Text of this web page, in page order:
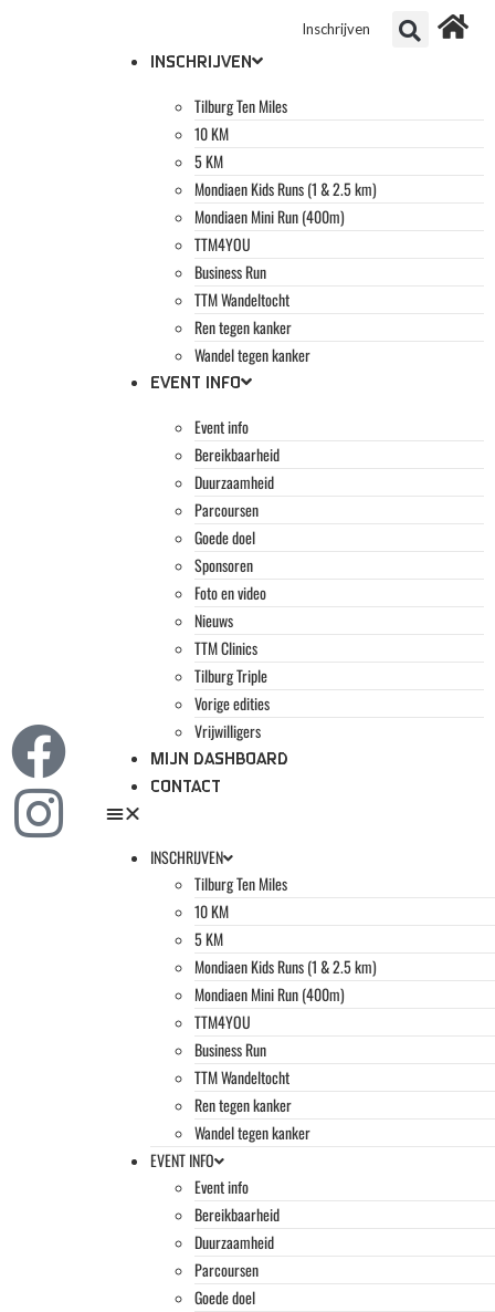
Inschrijven
INSCHRIJVEN
Tilburg Ten Miles
10 KM
5 KM
Mondiaen Kids Runs (1 & 2.5 km)
Mondiaen Mini Run (400m)
TTM4YOU
Business Run
TTM Wandeltocht
Ren tegen kanker
Wandel tegen kanker
EVENT INFO
Event info
Bereikbaarheid
Duurzaamheid
Parcoursen
Goede doel
Sponsoren
Foto en video
Nieuws
TTM Clinics
Tilburg Triple
Vorige edities
Vrijwilligers
MIJN DASHBOARD
CONTACT
INSCHRIJVEN
Tilburg Ten Miles
10 KM
5 KM
Mondiaen Kids Runs (1 & 2.5 km)
Mondiaen Mini Run (400m)
TTM4YOU
Business Run
TTM Wandeltocht
Ren tegen kanker
Wandel tegen kanker
EVENT INFO
Event info
Bereikbaarheid
Duurzaamheid
Parcoursen
Goede doel